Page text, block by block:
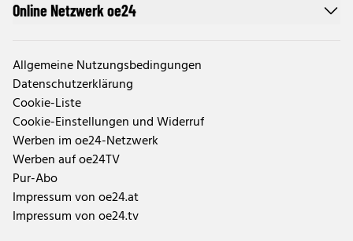
Online Netzwerk oe24
Allgemeine Nutzungsbedingungen
Datenschutzerklärung
Cookie-Liste
Cookie-Einstellungen und Widerruf
Werben im oe24-Netzwerk
Werben auf oe24TV
Pur-Abo
Impressum von oe24.at
Impressum von oe24.tv